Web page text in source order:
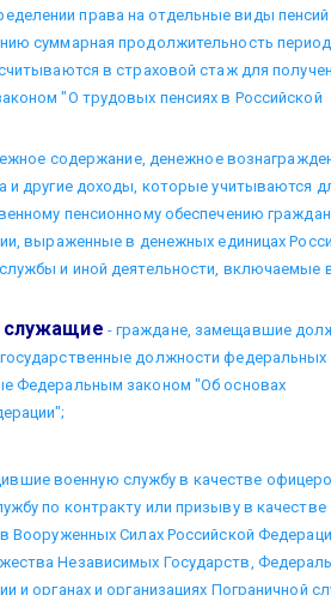
права на отдельные виды пенсий
суммарная продолжительность
в страховой стаж для
"О трудовых пенсиях в Российской
содержание, денежное
и другие доходы, которые учитываются
пенсионному обеспечению
выраженные в денежных единицах
и иной деятельности, включаемые
служащие - граждане, замещавшие
должности федеральных
Федеральным законом "Об основах
военную службу в качестве
по контракту или призыву в качестве
Силах Российской
Независимых Государств,
и органах и организациях Пограничной